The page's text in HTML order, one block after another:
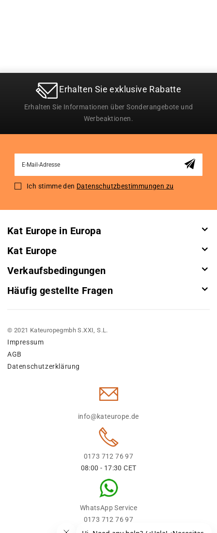
Erhalten Sie exklusive Rabatte
Erhalten Sie Informationen über Sonderangebote und
Werbeaktionen.
for
Ich stimme den Datenschutzbestimmungen zu
Kat Europe in Europa
Kat Europe
Verkaufsbedingungen
Häufig gestellte Fragen
© 2021 Kateuropegmbh S.XXI, S.L.
Impressum
AGB
Datenschutzerklärung
info@kateurope.de
0173 712 76 97
08:00 - 17:30 CET
WhatsApp Service
0173 712 76 97